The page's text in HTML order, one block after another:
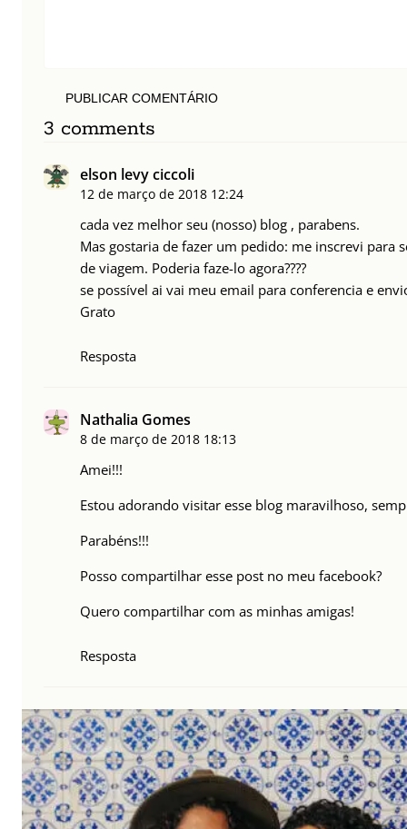
PUBLICAR COMENTÁRIO
3 comments
elson levy ciccoli
12 de março de 2018 12:24
cada vez melhor seu (nosso) blog , parabens.
Mas gostaria de fazer um pedido: me inscrevi para
de viagem. Poderia faze-lo agora????
se possível ai vai meu email para conferencia e
Grato
Resposta
Nathalia Gomes
8 de março de 2018 18:13
Amei!!!
Estou adorando visitar esse blog maravilhoso,
Parabéns!!!
Posso compartilhar esse post no meu facebook?
Quero compartilhar com as minhas amigas!
Resposta